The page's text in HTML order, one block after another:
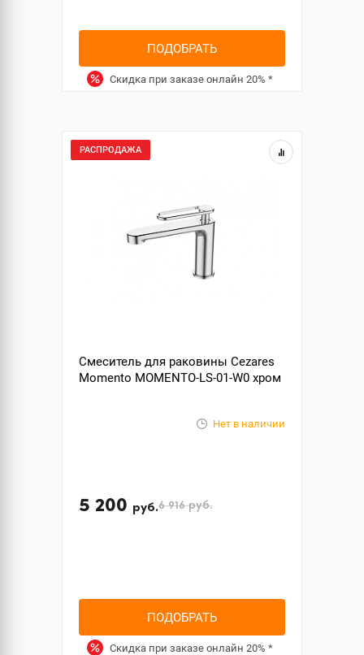
ПОДОБРАТЬ
Скидка при заказе онлайн 20% *
РАСПРОДАЖА
Смеситель для раковины Cezares
Momento MOMENTO-LS-01-W0 хром
Нет в наличии
5 200 руб.6 916руб.
ПОДОБРАТЬ
Скидка при заказе онлайн 20% *